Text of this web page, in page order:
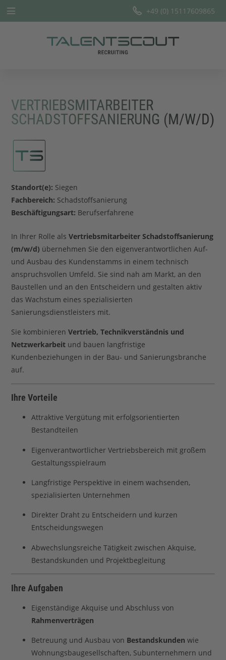
Team
Offene Stellen
+49 (0) 15117609865
VERTRIEBSMITARBEITER
SCHADSTOFFSANIERUNG (M/W/D)
Standort(e): Siegen
Fachbereich: Schadstoffsanierung
Beschäftigungsart: Berufserfahrene
In Ihrer Rolle alsVertriebsmitarbeiter Schadstoffsanierung
(m/w/d) übernehmen Sie den eigenverantwortlichen Auf-
und Ausbau des Kundenstamms in einem technisch
anspruchsvollen Umfeld. Sie sind nah am Markt, an den
Baustellen und an den Entscheidern und gestalten aktiv
das Wachstum eines spezialisierten
Sanierungsdienstleisters mit.
Sie kombinierenVertrieb, Technikverständnis und
Netzwerkarbeit und bauen langfristige
Kundenbeziehungen in der Bau- und Sanierungsbranche
auf.
Ihre Vorteile
Attraktive Vergütung mit erfolgsorientierten
Bestandteilen
Eigenverantwortlicher Vertriebsbereich mit großem
Gestaltungsspielraum
Langfristige Perspektive in einem wachsenden,
spezialisierten Unternehmen
Direkter Draht zu Entscheidern und kurzen
Entscheidungswegen
Abwechslungsreiche Tätigkeit zwischen Akquise,
Bestandskunden und Projektbegleitung
Ihre Aufgaben
Eigenständige Akquise und Abschluss von
Rahmenverträgen
Betreuung und Ausbau von Bestandskunden wie
Wohnungsbaugesellschaften, Subunternehmern und